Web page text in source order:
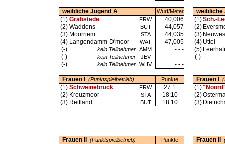
weibliche Jugend A Wurf/Meter
weibliche
(1) Grabstede FRW 40,006 (1)Sch.-
(2) Waddens BUT 44,057 (2)
(3) Moorriem STA 44,035 (3)
(4) Langendamm-D'moor WAT 47,005 (4) Uttel
(-)
kein Teilnehmer AMM - - - (5)
(-)
kein Teilnehmer JEV - - -
(-)
(-)
kein Teilnehmer WHV - - -
Frauen I (Punktspielbetrieb) Punkte Frauen I
(1) Schweinebrück FRW 27:1 (1)
(2) Kreuzmoor STA 18:10 (2)
(3) Reitland BUT 18:10 (3)
Frauen II (Punktspielbetrieb) Punkte Frauen II